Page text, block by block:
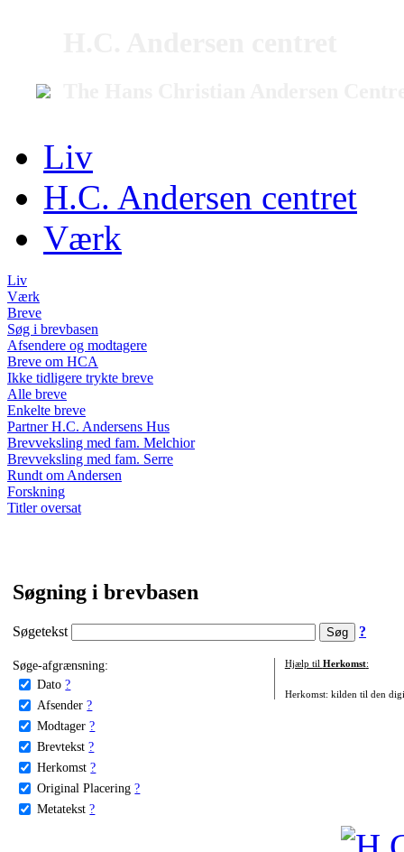
Liv
H.C. Andersen centret
Værk
Liv
Værk
Breve
Søg i brevbasen
Afsendere og modtagere
Breve om HCA
Ikke tidligere trykte breve
Alle breve
Enkelte breve
Partner H.C. Andersens Hus
Brevveksling med fam. Melchior
Brevveksling med fam. Serre
Rundt om Andersen
Forskning
Titler oversat
Søgning i brevbasen
Søgetekst ?
Søge-afgrænsning:
Dato ?
Afsender ?
Modtager ?
Brevtekst ?
Herkomst ?
Original Placering ?
Metatekst ?
Hjælp til Herkomst:
Herkomst: kilden til den